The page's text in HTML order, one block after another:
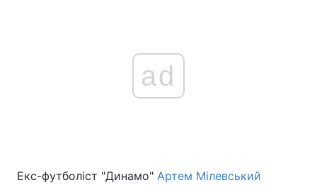
ad
Екс-футболіст "Динамо" Артем Мілевський